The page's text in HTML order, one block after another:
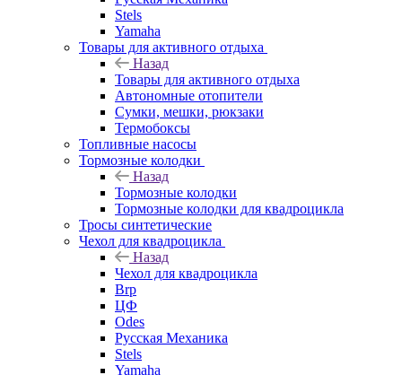
Stels
Yamaha
Товары для активного отдыха
Назад
Товары для активного отдыха
Автономные отопители
Сумки, мешки, рюкзаки
Термобоксы
Топливные насосы
Тормозные колодки
Назад
Тормозные колодки
Тормозные колодки для квадроцикла
Тросы синтетические
Чехол для квадроцикла
Назад
Чехол для квадроцикла
Brp
ЦФ
Odes
Русская Механика
Stels
Yamaha